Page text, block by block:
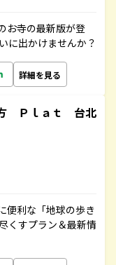
お寺の最新版が登
に出かけませんか？
詳細を見る
Ｐｌａｔ 台北
便利な「地球の歩き
くすプラン＆最新情